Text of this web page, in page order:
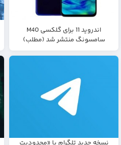
اندروید 11 برای گلکسی M40
سامسونگ منتشر شد (مطلب)
نسخه جدید تلگرام با «محدودیت